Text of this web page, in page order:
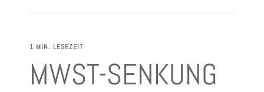
1 MIN. LESEZEIT
MWST-SENKUNG